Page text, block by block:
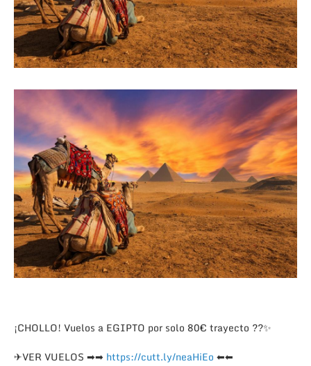
¡CHOLLO! Vuelos a EGIPTO por solo 80€ trayecto ??✨
✈VER VUELOS ➡➡ https://cutt.ly/neaHiEo ⬅⬅